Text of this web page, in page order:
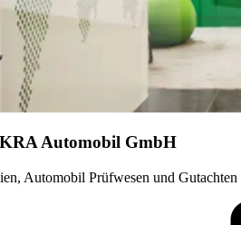
Automobil GmbH
Automobil Prüfwesen und Gutachten